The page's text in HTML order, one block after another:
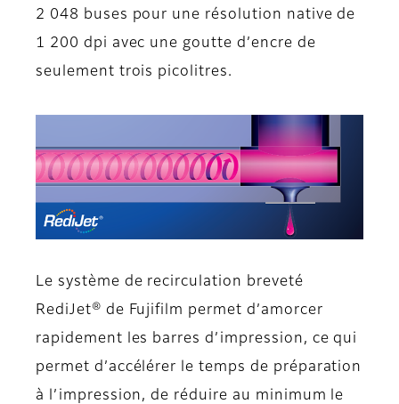
2 048 buses pour une résolution native de
1 200 dpi avec une goutte d’encre de
seulement trois picolitres.
Le système de recirculation breveté
RediJet® de Fujifilm permet d’amorcer
rapidement les barres d’impression, ce qui
permet d’accélérer le temps de préparation
à l’impression, de réduire au minimum le